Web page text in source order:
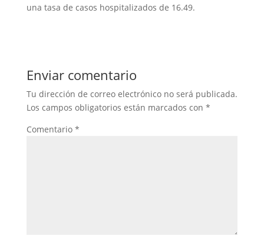
una tasa de casos hospitalizados de 16.49.
Enviar comentario
Tu dirección de correo electrónico no será publicada.
Los campos obligatorios están marcados con *
Comentario *